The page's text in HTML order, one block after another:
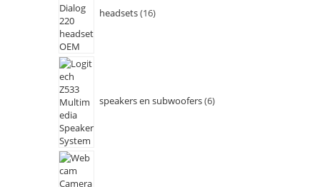
headsets 16
speakers en subwoofers 6